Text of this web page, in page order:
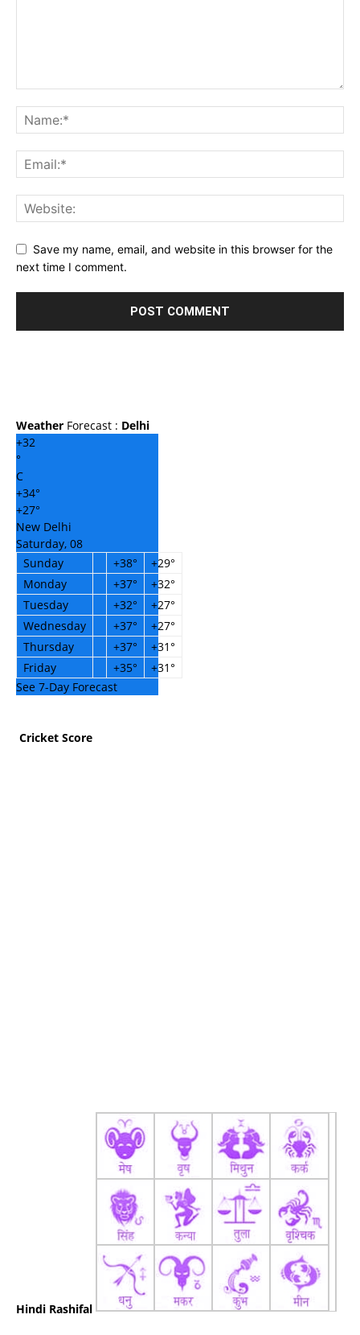
Save my name, email, and website in this browser for the
next time I comment.
Weather Forecast : Delhi
+32
°
C
+34°
+27°
New Delhi
Saturday, 08
Sunday
+38° +29°
Monday
+37° +32°
Tuesday
+32° +27°
Wednesday
+37° +27°
Thursday
+37° +31°
Friday
+35° +31°
See 7-Day Forecast
Cricket Score
Hindi Rashifal